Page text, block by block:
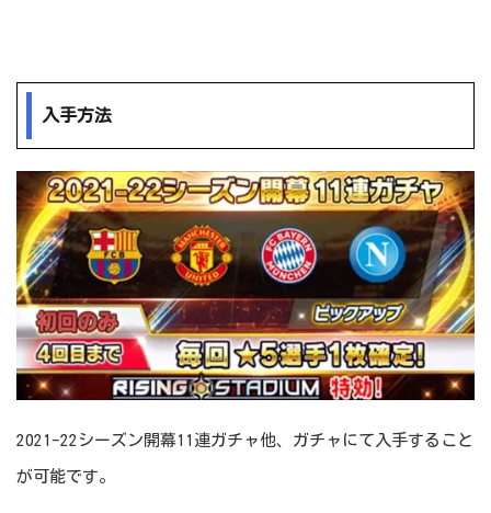
入手方法
2021-22シーズン開幕11連ガチャ他、ガチャにて入手すること
が可能です。